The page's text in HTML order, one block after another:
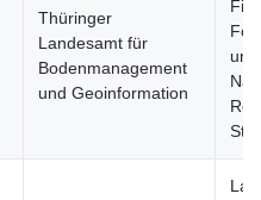
Thüringer
Landesamt für
Bodenmanagement
und Geoinformation
und